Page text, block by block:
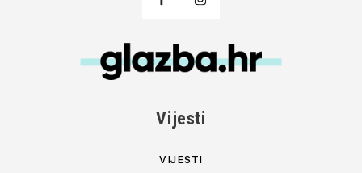
Vijesti
VIJESTI